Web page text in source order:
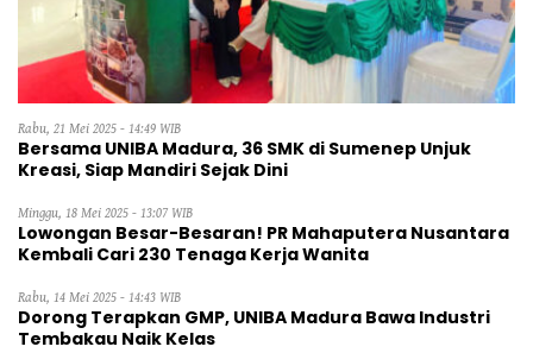
Rabu, 21 Mei 2025 - 14:49 WIB
Bersama UNIBA Madura, 36 SMK di Sumenep Unjuk
Kreasi, Siap Mandiri Sejak Dini
Minggu, 18 Mei 2025 - 13:07 WIB
Lowongan Besar-Besaran! PR Mahaputera Nusantara
Kembali Cari 230 Tenaga Kerja Wanita
Rabu, 14 Mei 2025 - 14:43 WIB
Dorong Terapkan GMP, UNIBA Madura Bawa Industri
Tembakau Naik Kelas